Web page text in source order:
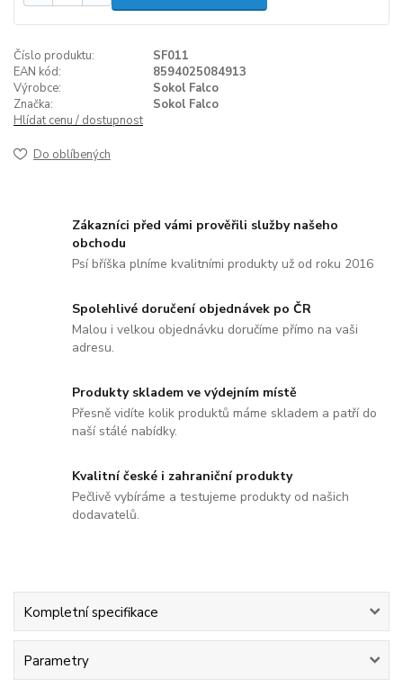
Číslo produktu:
SF011
EAN kód:
8594025084913
Výrobce:
Sokol Falco
Značka:
Sokol Falco
Hlídat cenu / dostupnost
Do oblíbených
Zákazníci před vámi prověřili služby našeho
obchodu
Psí bříška plníme kvalitními produkty už od roku 2016
Spolehlivé doručení objednávek po ČR
Malou i velkou objednávku doručíme přímo na vaši
adresu.
Produkty skladem ve výdejním místě
Přesně vidíte kolik produktů máme skladem a patří do
naší stálé nabídky.
Kvalitní české i zahraniční produkty
Pečlivě vybíráme a testujeme produkty od našich
dodavatelů.
Kompletní specifikace
Parametry